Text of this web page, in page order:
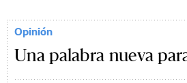
Opinión
Una palabra nueva